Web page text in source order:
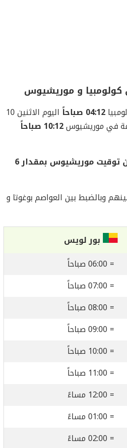
كولومبيا و موريشيوس
04:12 صباحاً
اليوم الاثنين 10
10:12 صباحاً
توقيت كولومبيا متأخر عن توقيت موريشيوس بمقدار 6
وبالضبط بين العواصم بوغوتا و
بور لويس
= 06:00 صباحاً
= 07:00 صباحاً
= 08:00 صباحاً
= 09:00 صباحاً
= 10:00 صباحاً
= 11:00 صباحاً
= 12:00 مساءً
= 01:00 مساءً
= 02:00 مساءً